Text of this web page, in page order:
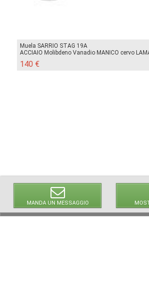
MANDA UN MESSAGGIO
Muela SARRIO STAG 19A
ACCIAIO Molibdeno Vanadio MANICO cervo
140 €